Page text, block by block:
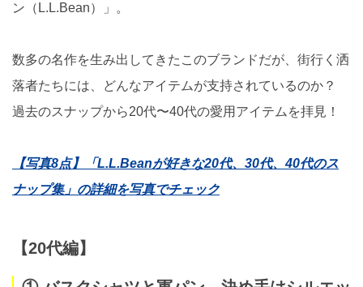
ン（L.L.Bean）」。
数多の名作を生み出してきたこのブランドだが、街行く洒
落者たちには、どんなアイテムが支持されているのか？
過去のスナップから20代〜40代の愛用アイテムを拝見！
【写真8点】「L.L.Beanが好きな20代、30代、40代のス
ナップ集」の詳細を写真でチェック
【20代編】